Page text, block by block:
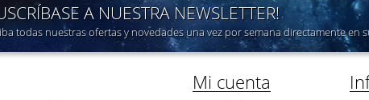
A NUESTRA NEWSLETTER!
todas nuestras ofertas y novedades una vez por semana directamente en
Mi cuenta